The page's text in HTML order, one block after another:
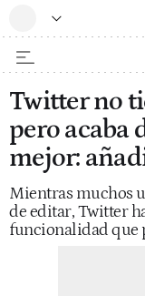
Twitter no
pero acaba
mejor:
Mientras muchos
de editar, Twitter
funcionalidad que